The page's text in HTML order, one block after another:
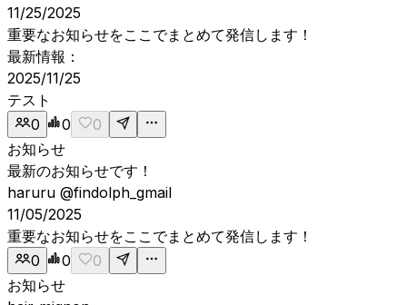
11/25/2025
重要なお知らせをここでまとめて発信します！
最新情報：
2025/11/25
テスト
0
0
0
お知らせ
最新のお知らせです！
haruru @findolph_gmail
11/05/2025
重要なお知らせをここでまとめて発信します！
0
0
0
お知らせ